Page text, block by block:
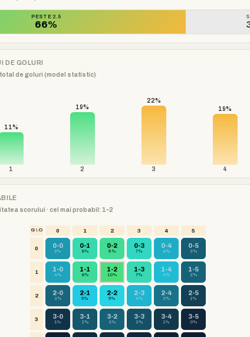
PESTE 2.5
66%
DE GOLURI
de goluri (model statistic)
11%
1
19%
2
22%
3
19%
4
scorului · cel mai probabil: 1–2
G \ O 0 1 2 3 4 5
0 0-0
3%
0-1
8%
0-2
9%
0-3
7%
0-4
4%
0-5
2%
1 1-0
4%
1-1
8%
1-2
10%
1-3
7%
1-4
4%
1-5
2%
2 2-0
2%
2-1
5%
2-2
5%
2-3
4%
2-4
2%
2-5
1%
3 3-0
1%
3-1
2%
3-2
2%
3-3
2%
3-4
1%
3-5
0%